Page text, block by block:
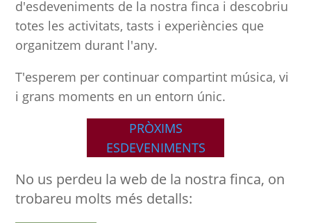
d'esdeveniments de la nostra finca i descobriu
totes les activitats, tasts i experiències que
organitzem durant l'any.
T'esperem per continuar compartint música, vi
i grans moments en un entorn únic.
PRÒXIMS
ESDEVENIMENTS
No us perdeu la web de la nostra finca, on
trobareu molts més detalls: